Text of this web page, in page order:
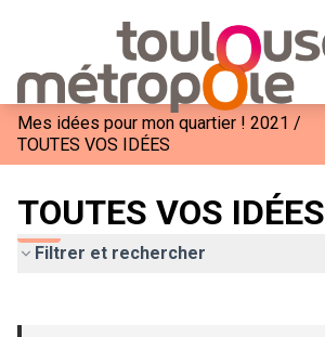
Mes idées pour mon quartier ! 2021 /
TOUTES VOS IDÉES
TOUTES VOS IDÉES
Filtrer et rechercher